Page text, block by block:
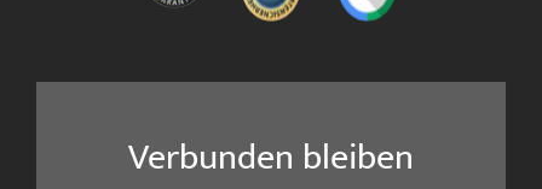
Verbunden bleiben